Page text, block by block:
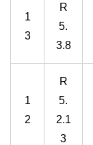
1
3
R
5.
3.8
1
2
R
5.
2.1
3